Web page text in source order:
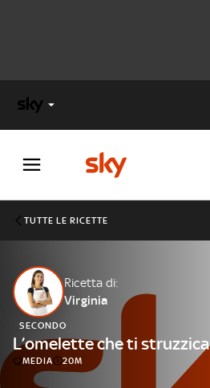
Cos’altro vedere:
PROGRAMMI SKY
Un mondo di offerte:
SKY.IT
NOW
TUTTE LE RICETTE
Ricetta di:
Virginia
SECONDO
L’omelette che ti struzzica
MEDIA 20M